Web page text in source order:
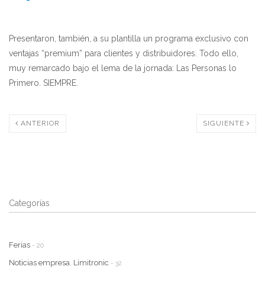
Presentaron, también, a su plantilla un programa exclusivo con
ventajas “premium” para clientes y distribuidores. Todo ello,
muy remarcado bajo el lema de la jornada: Las Personas lo
Primero. SIEMPRE.
ANTERIOR SIGUIENTE
Categorías
Ferias - 20
Noticias empresa. Limitronic - 32